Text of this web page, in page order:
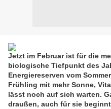
Jetzt im Februar ist für die
biologische Tiefpunkt des
Energiereserven vom
Frühling mit mehr Sonne,
lässt noch auf sich warten.
draußen, auch für sie